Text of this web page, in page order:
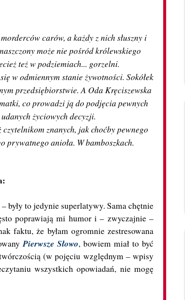
carów, a każdy z nich słuszny i
może nie pośród królewskiego
też w podziemiach... gorzelni.
w odmiennym stanie żywotności. Sokółek
przedsiębiorstwie. A Oda Kręciszewska
co prowadzi ją do podjęcia pewnych
życiowych decyzji.
znanych, jak choćby pewnego
prywatnego anioła. W bamboszkach.
były to jedynie superlatywy. Sama chętnie
poprawiają mi humor i – zwyczajnie –
faktu, że byłam ogromnie zestresowana
Pierwsze Słowo, bowiem miał to być
(w pojęciu względnym – wpisy
wszystkich opowiadań, nie mogę